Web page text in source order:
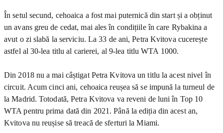
În setul secund, cehoaica a fost mai puternică din start și a obținut
un avans greu de cedat, mai ales în condițiile în care Rybakina a
avut o zi slabă la serviciu. La 33 de ani, Petra Kvitova cucerește
astfel al 30-lea titlu al carierei, al 9-lea titlu WTA 1000.
Din 2018 nu a mai câștigat Petra Kvitova un titlu la acest nivel în
circuit. Acum cinci ani, cehoaica reușea să se impună la turneul de
la Madrid. Totodată, Petra Kvitova va reveni de luni în Top 10
WTA pentru prima dată din 2021. Până la ediția din acest an,
Kvitova nu reușise să treacă de sferturi la Miami.